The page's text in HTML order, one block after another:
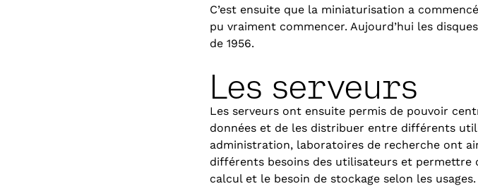
C’est ensuite que la miniaturisation a
pu vraiment commencer. Aujourd’hui les
de 1956.
Les serveurs
Les serveurs ont ensuite permis de pouvoir
données et de les distribuer entre différents
administration, laboratoires de recherche ont
différents besoins des utilisateurs et permettre
calcul et le besoin de stockage selon les usages.